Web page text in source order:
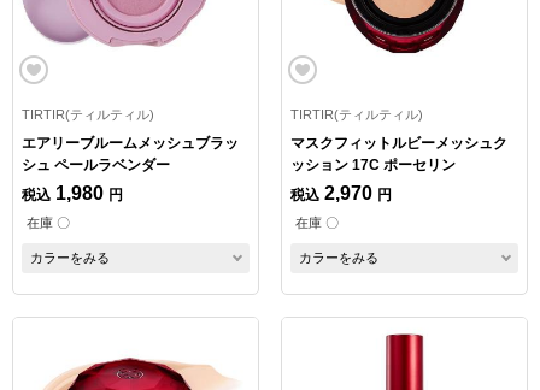
TIRTIR(ティルティル)
エアリーブルームメッシュブラッ
シュ ペールラベンダー
税込 1,980 円
在庫 〇
カラーをみる
TIRTIR(ティルティル)
マスクフィットルビーメッシュク
ッション 17C ポーセリン
税込 2,970 円
在庫 〇
カラーをみる